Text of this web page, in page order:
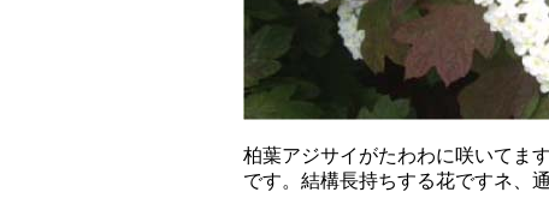
柏葉アジサイがたわわに咲いてま
です。結構長持ちする花ですネ、